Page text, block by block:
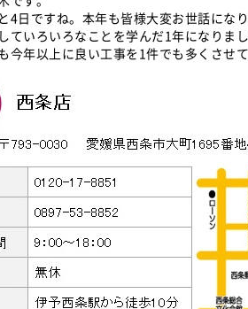
4日ですね。本年も皆様大変お世話になり
ていろいろなことを学んだ1年になりまし
今年以上に良い工事を1件でも多くさせ